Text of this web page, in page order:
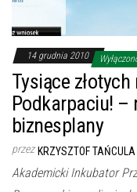
14 grudnia 2010
Tysiące
Podkarpaciu! –
biznesplany
przez KRZYSZTOF TAŃCULA
Akademicki Inkubator